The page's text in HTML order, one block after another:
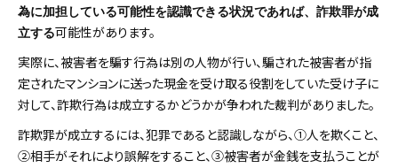
為に加担している可能性を認識できる状況であれば、詐欺罪が成
立する可能性があります。
実際に、被害者を騙す行為は別の人物が行い、騙された被害者が指
定されたマンションに送った現金を受け取る役割をしていた受け子に
対して、詐欺行為は成立するかどうかが争われた裁判がありました。
詐欺罪が成立するには、犯罪であると認識しながら、①人を欺くこと、
②相手がそれにより誤解をすること、③被害者が金銭を支払うことが